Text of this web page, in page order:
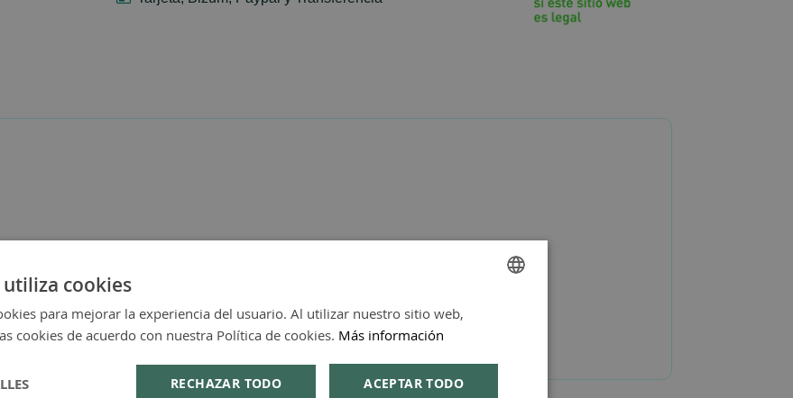
cookies
para mejorar la experiencia del usuario. Al utilizar nuestro sitio web,
cookies de acuerdo con nuestra Política de cookies. Más información
ACEPTAR TODO
RECHAZAR TODO